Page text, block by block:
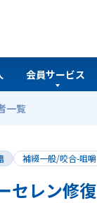
一覧
会員サービス
現
補綴一般/咬合-咀嚼
セレン修